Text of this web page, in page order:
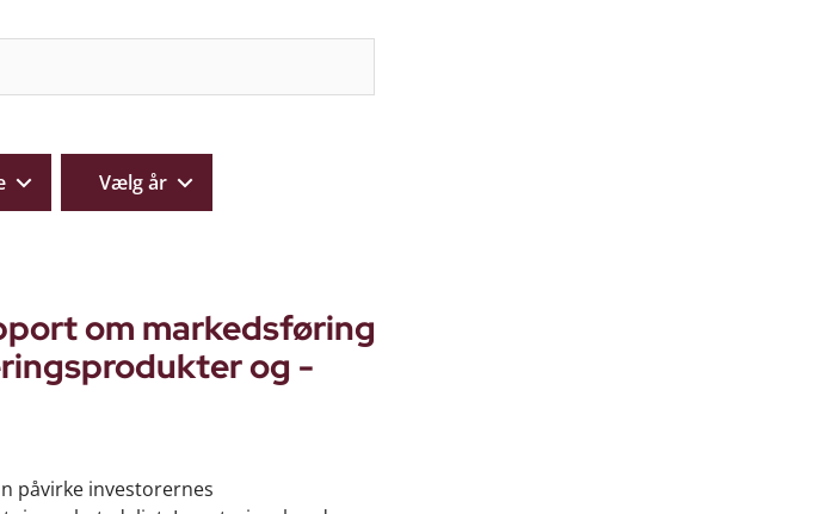
Vælg år
om markedsføring
og -
påvirke investorernes